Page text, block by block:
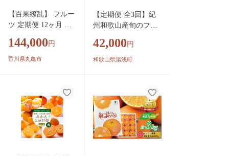
【百果繚乱】 フルー
ツ 定期便 12ヶ月 城
詰め合わせ いちご
みかん デコポン は
スカット ゴールドキ
ウイ 柿 富有柿 さぬ
きひめ せとか 果物 1
2回 1年 お楽しみ果
実 果物 フルーツ 旬
144,000 円
香川県丸亀市
【定期便 全3回】紀
州和歌山産旬のフル
かん、いちご、紀州
デコ）_G60-T84
42,000 円
和歌山県湯浅町